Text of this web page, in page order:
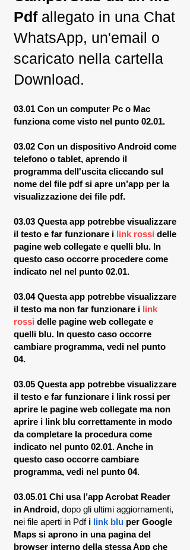
Pdf allegato in una Chat
WhatsApp, un'email o
scaricato nella cartella
Download.
03.01 Con un computer Pc o Mac
funziona come visto nel punto 02.01.
03.02 Con un dispositivo Android come
telefono o tablet, aprendo il
programma dell'uscita cliccando sul
nome del file pdf si apre un’app per la
visualizzazione dei file pdf.
03.03 Questa app potrebbe visualizzare
il testo e far funzionare i link rossi delle
pagine web collegate e quelli blu. In
questo caso occorre procedere come
indicato nel nel punto 02.01.
03.04 Questa app potrebbe visualizzare
il testo ma non far funzionare i link
rossi delle pagine web collegate e
quelli blu. In questo caso occorre
cambiare programma, vedi nel punto
04.
03.05 Questa app potrebbe visualizzare
il testo e far funzionare i link rossi per
aprire le pagine web collegate ma non
aprire i link blu correttamente in modo
da completare la procedura come
indicato nel punto 02.01. Anche in
questo caso occorre cambiare
programma, vedi nel punto 04.
03.05.01 Chi usa l’app Acrobat Reader
in Android, dopo gli ultimi aggiornamenti,
nei file aperti in Pdf i link blu per Google
Maps si aprono in una pagina del
browser interno della stessa App che